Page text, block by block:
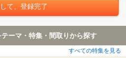
ーマ・特集・間取りから探す
すべての特集を見る